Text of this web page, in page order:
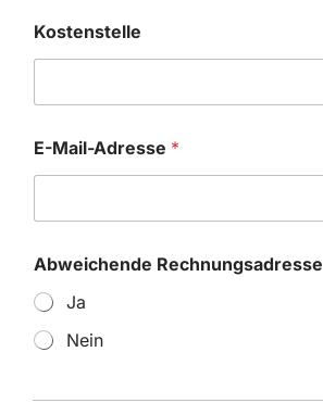
Kostenstelle
E-Mail-Adresse *
Abweichende Rechnungsadresse
Ja
Nein